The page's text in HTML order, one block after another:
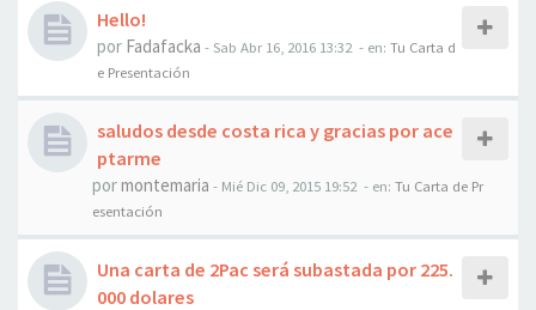
Hello!
por Fadafacka - Sab Abr 16, 2016 13:32 - en: Tu Carta d
e Presentación
saludos desde costa rica y gracias por ace
ptarme
pormontemaria - Mié Dic 09, 2015 19:52 - en: Tu Carta de Pr
esentación
Una carta de 2Pac será subastada por 225.
000 dolares